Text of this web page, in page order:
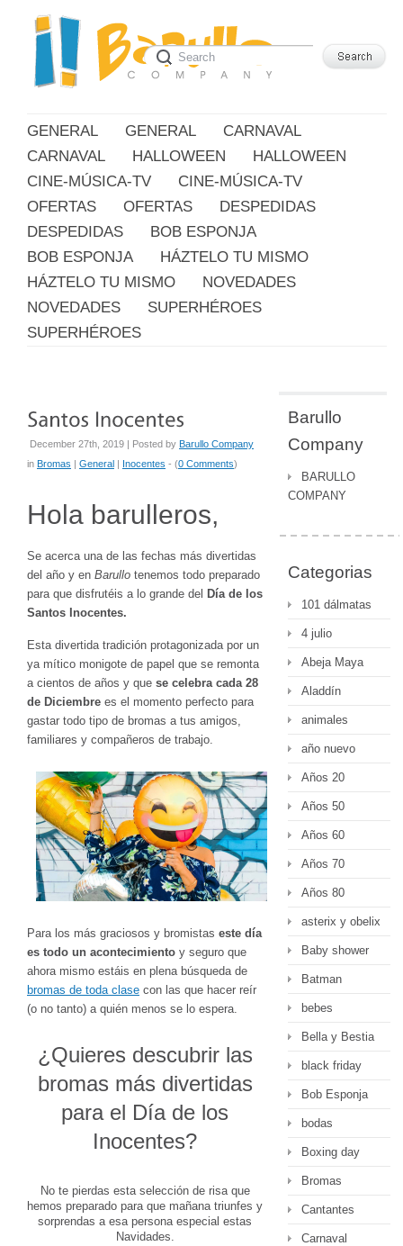
GENERAL GENERAL
CARNAVAL
CARNAVAL
HALLOWEEN
HALLOWEEN
CINE-MÚSICA-TV
CINE-MÚSICA-TV
OFERTAS
OFERTAS
DESPEDIDAS
DESPEDIDAS
BOB ESPONJA
BOB ESPONJA
HÁZTELO TU MISMO
HÁZTELO TU MISMO
NOVEDADES
NOVEDADES
SUPERHÉROES
SUPERHÉROES
December 27th, 2019 | Posted by Barullo Company
in Bromas | General | Inocentes - (0 Comments)
Hola barulleros,
Se acerca una de las fechas más divertidas
del año y en Barullo tenemos todo preparado
para que disfrutéis a lo grande del Día de los
Santos Inocentes.
Esta divertida tradición protagonizada por un
ya mítico monigote de papel que se remonta
a cientos de años y que se celebra cada 28
de Diciembre es el momento perfecto para
gastar todo tipo de bromas a tus amigos,
familiares y compañeros de trabajo.
Para los más graciosos y bromistas este día
es todo un acontecimiento y seguro que
ahora mismo estáis en plena búsqueda de
bromas de toda clase con las que hacer reír
(o no tanto) a quién menos se lo espera.
¿Quieres descubrir las
bromas más divertidas
para el Día de los
Inocentes?
No te pierdas esta selección de risa que
hemos preparado para que mañana triunfes y
sorprendas a esa persona especial estas
Navidades.
Barullo
Company
BARULLO
COMPANY
Categorias
101 dálmatas
4 julio
Abeja Maya
Aladdín
animales
año nuevo
Años 20
Años 50
Años 60
Años 70
Años 80
asterix y obelix
Baby shower
Batman
bebes
Bella y Bestia
black friday
Bob Esponja
bodas
Boxing day
Bromas
Cantantes
Carnaval